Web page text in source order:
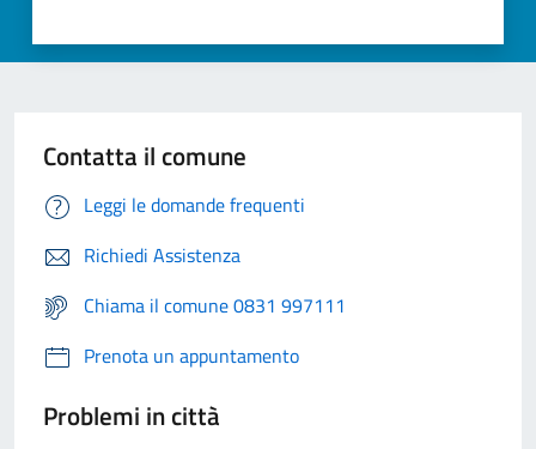
Contatta il comune
Leggi le domande frequenti
Richiedi Assistenza
Chiama il comune 0831 997111
Prenota un appuntamento
Problemi in città